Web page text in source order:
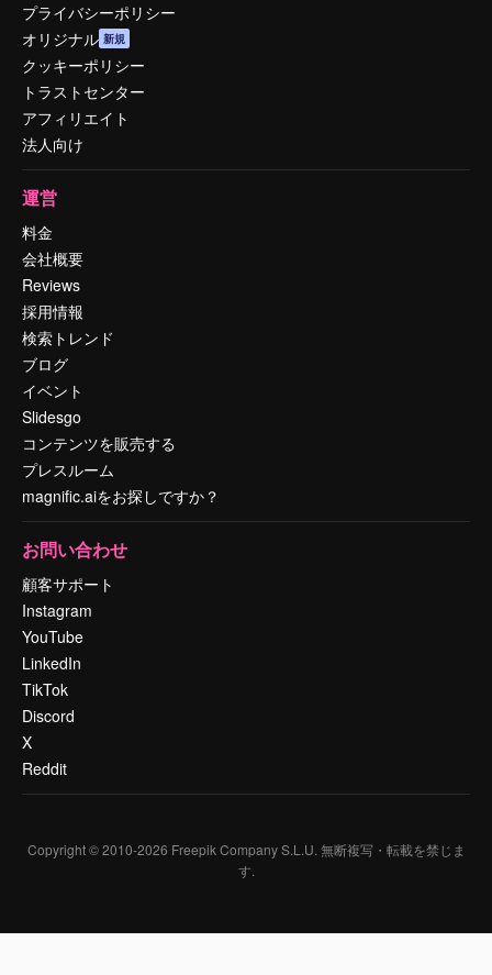
プライバシーポリシー
オリジナル 新規
クッキーポリシー
トラストセンター
アフィリエイト
法人向け
運営
料金
会社概要
Reviews
採用情報
検索トレンド
ブログ
イベント
Slidesgo
コンテンツを販売する
プレスルーム
magnific.aiをお探しですか？
お問い合わせ
顧客サポート
Instagram
YouTube
LinkedIn
TikTok
Discord
X
Reddit
Copyright © 2010-2026 Freepik Company S.L.U. 無断複写・転載を禁じま
す.